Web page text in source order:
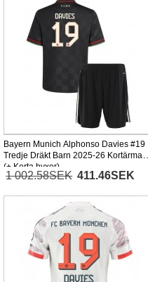
Bayern Munich Alphonso Davies #19
Tredje Dräkt Barn 2025-26 Kortärmad
(+ Korta byxor)
1 002.58SEK 411.46SEK